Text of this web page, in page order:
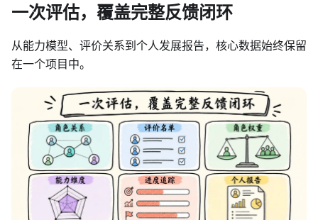
一次评估，覆盖完整反馈闭环
从能力模型、评价关系到个人发展报告，核心数据始终保留
在一个项目中。